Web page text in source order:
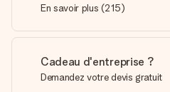
En savoir plus (215)
Cadeau d'entreprise ?
Demandez votre devis gratuit